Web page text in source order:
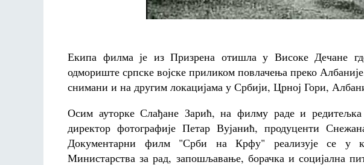
Екипа филма је из Призрена отишла у Високе Дечане
одмориште српске војске приликом повлачења преко
снимани и на другим локацијама у Србији, Црној Гори,
Осим ауторке Слађане Зарић, на филму раде и
директор фотографије Петар Вујанић, продуценти
Документарни филм "Срби на Крфу" реализује се у
Министарства за рад, запошљавање, борачка и социјална